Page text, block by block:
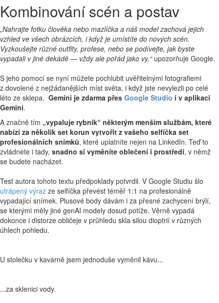
Kombinování scén a postav
„Nahrajte fotku člověka nebo mazlíčka a náš model zachová jejich
vzhled ve všech obrázcích, i když je umístíte do nových scén.
Vyzkoušejte různé outfity, profese, nebo se podívejte, jak byste
vypadali v jiné dekádě — vždy ale pořád jako vy,“ upozorňuje Google.
S jeho pomocí se nyní můžete pochlubit uvěřitelnými fotografiemi
z dovolené z nejžádanějších míst světa, i když jste nevylezli po celé
léto ze sklepa. Gemini je zdarma přes Google Studio i v aplikaci
Gemini.
A značně tím „vypaluje rybník“ některým menším službám, které
nabízí za několik set korun vytvořit z vašeho selfíčka set
profesionálních snímků, které uplatníte nejen na LinkedIn. Teď to
zvládnete i tady, snadno si vyměníte oblečení i prostředí, v němž
se budete nacházet.
Test autora tohoto textu předpoklady potvrdil. V Google Studiu šlo
utrápený výraz ze selfíčka převést téměř 1:1 na profesionálně
vypadající snímek. Plusové body dávám i za přesné zachycení brýlí,
se kterými měly jiné genAI modely dosud potíže. Věrně vypadá
dokonce i distorze obličeje v průhledu skla silou dioptrií v různých
úhlech pohledu.
U stolečku v kavárně jsem jednoduše vyměnil kávu...
...za sklenici vody.